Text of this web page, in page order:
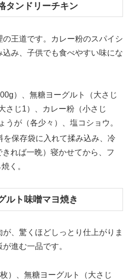
タンドリーチキン
王道です。カレー粉のスパイシ
み、子供でも食べやすい味にな
）、無糖ヨーグルト（大さじ
さじ1）、カレー粉（小さじ
うが（各少々）、塩コショウ。
を保存袋に入れて揉み込み、冷
れば一晩）寝かせてから、フ
く。
ルト味噌マヨ焼き
、驚くほどしっとり仕上がりま
進む一品です。
）、無糖ヨーグルト（大さじ